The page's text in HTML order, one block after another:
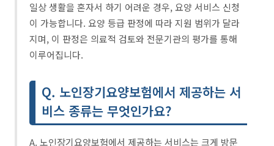
일상 생활을 혼자서 하기 어려운 경우, 요양 서비스 신청
이 가능합니다. 요양 등급 판정에 따라 지원 범위가 달라
지며, 이 판정은 의료적 검토와 전문기관의 평가를 통해
이루어집니다.
Q. 노인장기요양보험에서 제공하는 서
비스 종류는 무엇인가요?
A. 노인장기요양보험에서 제공하는 서비스는 크게 방문